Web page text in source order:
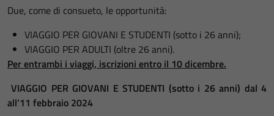
Due, come di consueto, le opportunità:
VIAGGIO PER GIOVANI E STUDENTI (sotto i 26 anni);
VIAGGIO PER ADULTI (oltre 26 anni).
Per entrambi i viaggi, iscrizioni entro il 10 dicembre.
VIAGGIO PER GIOVANI E STUDENTI (sotto i 26 anni) dal 4
all’11 febbraio 2024